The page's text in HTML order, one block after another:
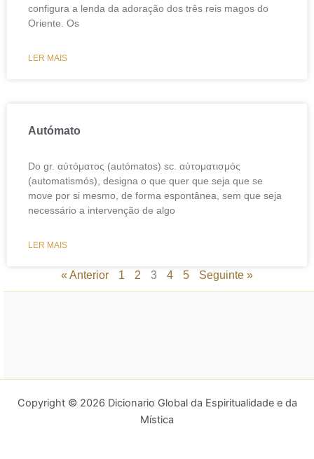
configura a lenda da adoração dos três reis magos do
Oriente. Os
LER MAIS
Autómato
Do gr. αὐτόματος (autómatos) sc. αὐτοματισμός
(automatismós), designa o que quer que seja que se
move por si mesmo, de forma espontânea, sem que seja
necessário a intervenção de algo
LER MAIS
« Anterior 1 2 3 4 5 Seguinte »
Copyright © 2026 Dicionario Global da Espiritualidade e da
Mística